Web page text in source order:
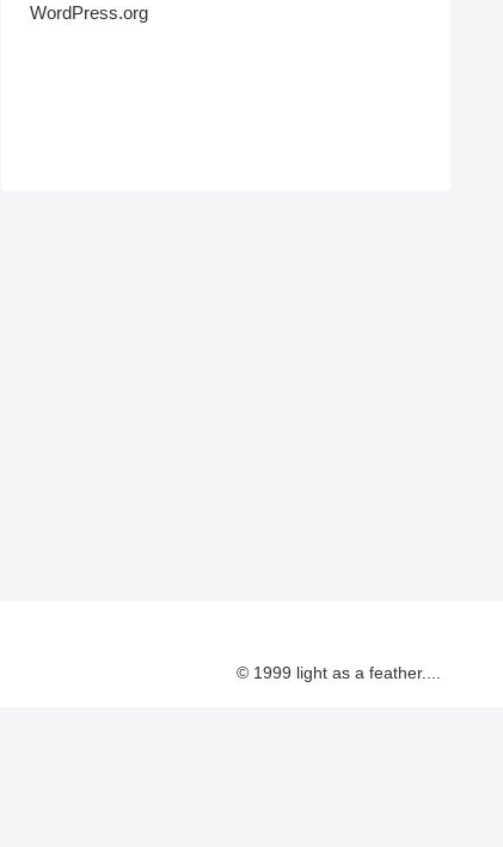
WordPress.org
© 1999 light as a feather....